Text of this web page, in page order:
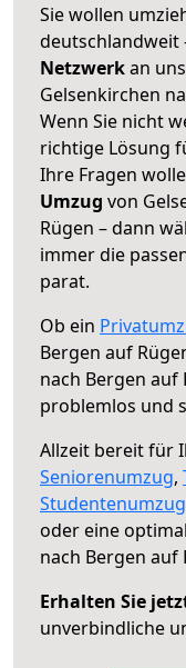
Sie wollen
deutschlandweit
Netzwerkan
Gelsenkirchen
Wenn Sie nicht
richtige Lösung
Ihre Fragen
Umzug von
Rügen – dann
immer die
parat.
Ob ein
Bergen auf
nach Bergen auf
problemlos und
Allzeit bereit für
Seniorenumzug,
Studentenumzug
oder eine
nach Bergen auf
Erhalten Sie
unverbindliche